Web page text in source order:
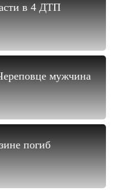
в 4 ДТП
мужчина
погиб